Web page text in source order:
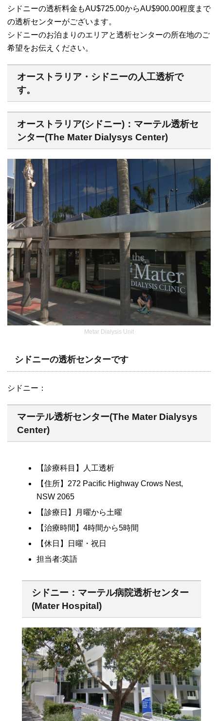
シドニーの透析料金もAU$725.00からAU$900.00程度まで
の透析センターがございます。
シドニーのお泊まりのエリアと透析センターの所在地のご
希望をお伝えください。
オーストラリア・シドニーの人工透析で
す。
オーストラリア(シドニー)：マーテル透析セ
ンター(The Mater Dialysys Center)
Metar Dialysis Unit
シドニーの透析センターです
シドニー：
マーテル透析センター(The Mater Dialysys
Center)
【診療科目】人工透析
【住所】272 Pacific Highway Crows Nest,
NSW 2065
【診療日】月曜から土曜
【治療時間】4時間から5時間
【休日】日曜・祝日
担当者:英語
シドニー：マーテル病院透析センター
(Mater Hospital)